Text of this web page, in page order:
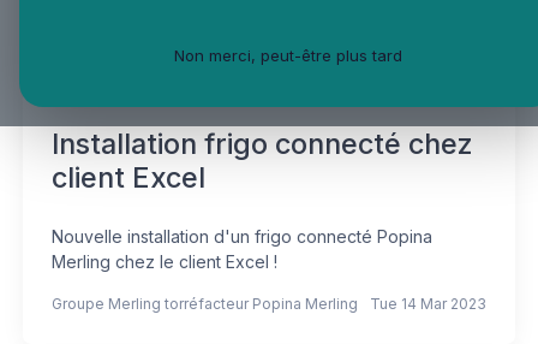
Installation frigo connecté chez
client Excel
Nouvelle installation d'un frigo connecté Popina
Merling chez le client Excel !
Groupe Merling torréfacteur Popina Merling Tue 14 Mar 2023
Non merci, peut-être plus tard